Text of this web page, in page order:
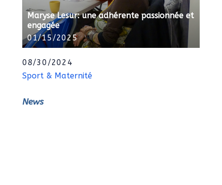
Maryse Lesur: une adhérente passionnée et
engagée
01/15/2025
08/30/2024
Sport & Maternité
News